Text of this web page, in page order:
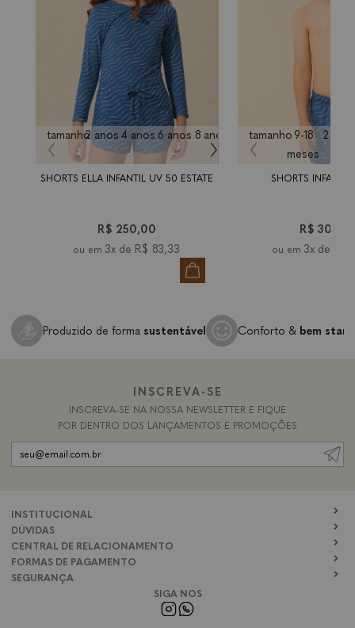
SHORTS ELLA INFANTIL UV 50 ESTATE
R$ 250,00
3x de R$ 83,33
tamanho2 anos 4 anos 6 anos 8 anos
10
anos
12
anos
SHORTS INFANTIL
R$
3x de
tamanho 9-18
meses
2
Produzido de forma sustentável Conforto & bem star
INSCREVA-SE
INSCREVA-SE NA NOSSA NEWSLETTER E FIQUE
POR DENTRO DOS LANÇAMENTOS E PROMOÇÕES
INSTITUCIONAL
DÚVIDAS
CENTRAL DE RELACIONAMENTO
FORMAS DE PAGAMENTO
SEGURANÇA
SIGA NOS